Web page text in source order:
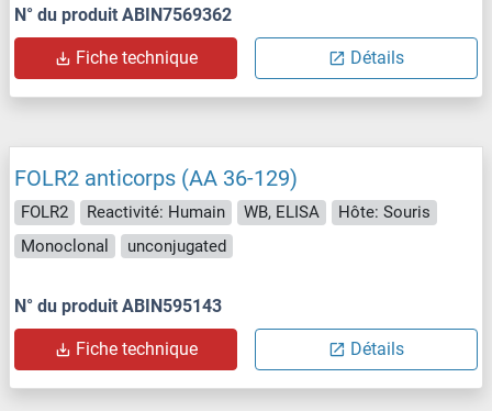
N° du produit ABIN7569362
Fiche technique Détails
FOLR2 anticorps (AA 36-129)
FOLR2 Reactivité: Humain WB, ELISA
Hôte: Souris
Monoclonal
unconjugated
N° du produit ABIN595143
Fiche technique Détails